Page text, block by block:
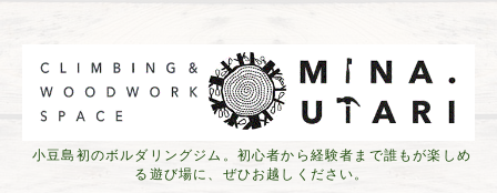
小豆島初のボルダリングジム。初心者から経験者まで誰もが楽しめ
る遊び場に、ぜひお越しください。